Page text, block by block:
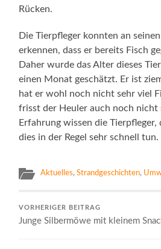
Rücken.
Die Tierpfleger konnten an
erkennen, dass er bereits Fisch
Daher wurde das Alter dieses
einen Monat geschätzt. Er ist
hat er wohl noch nicht sehr viel
frisst der Heuler auch noch nicht
Erfahrung wissen die Tierpfleger,
dies in der Regel sehr schnell tun.
Aktuelles,Strandgeschichten,
VORHERIGER BEITRAG
Junge Silbermöwe mit kleinem